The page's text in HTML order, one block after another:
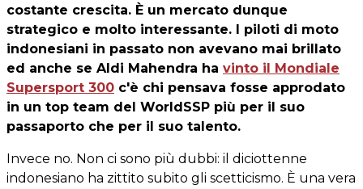
costante crescita. È un mercato dunque
strategico e molto interessante. I piloti di moto
indonesiani in passato non avevano mai brillato
ed anche se Aldi Mahendra ha vinto il Mondiale
Supersport 300 c'è chi pensava fosse approdato
in un top team del WorldSSP più per il suo
passaporto che per il suo talento.
Invece no. Non ci sono più dubbi: il diciottenne
indonesiano ha zittito subito gli scetticismo. È una vera